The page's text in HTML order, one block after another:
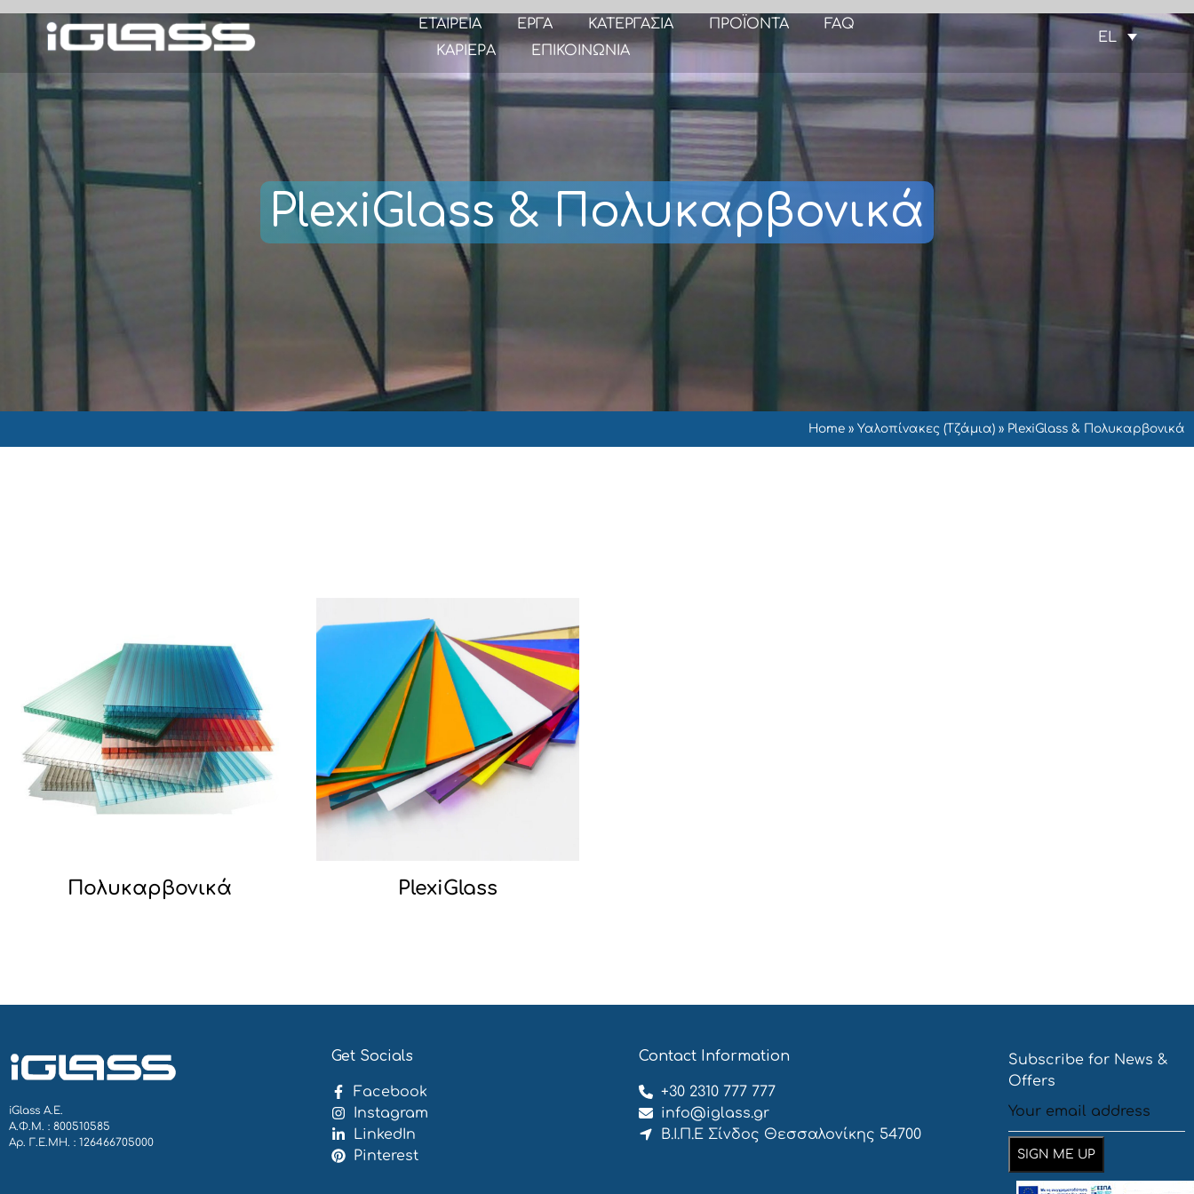
ΕΤΑΙΡΕΙΑ ΕΡΓΑ ΚΑΤΕΡΓΑΣΙΑ ΠΡΟΪΟΝΤΑ
FAQ
ΚΑΡΙΕΡΑ
ΕΠΙΚΟΙΝΩΝΙΑ
EL
PlexiGlass & Πολυκαρβονικά
Home » Υαλοπίνακες (Τζάμια) » PlexiGlass & Πολυκαρβονικά
Πολυκαρβονικά PlexiGlass
iGlass Α.Ε.
Α.Φ.Μ. : 800510585
Αρ. Γ.Ε.ΜΗ. : 126466705000
Get Socials
Facebook
Instagram
LinkedIn
Pinterest
Contact Information
+30 2310 777 777
info@iglass.gr
Β.Ι.Π.Ε Σίνδος Θεσσαλονίκης 54700
Subscribe for News &
Offers